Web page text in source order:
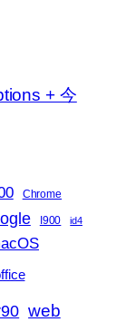
+ 今
Chrome
I900 id4
web